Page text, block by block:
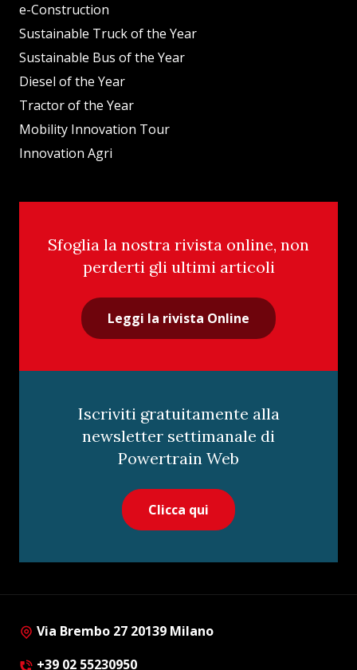
e-Construction
Sustainable Truck of the Year
Sustainable Bus of the Year
Diesel of the Year
Tractor of the Year
Mobility Innovation Tour
Innovation Agri
Sfoglia la nostra rivista online, non
perderti gli ultimi articoli
Leggi la rivista Online
Iscriviti gratuitamente alla
newsletter settimanale di
Powertrain Web
Clicca qui
Via Brembo 27 20139 Milano
+39 02 55230950